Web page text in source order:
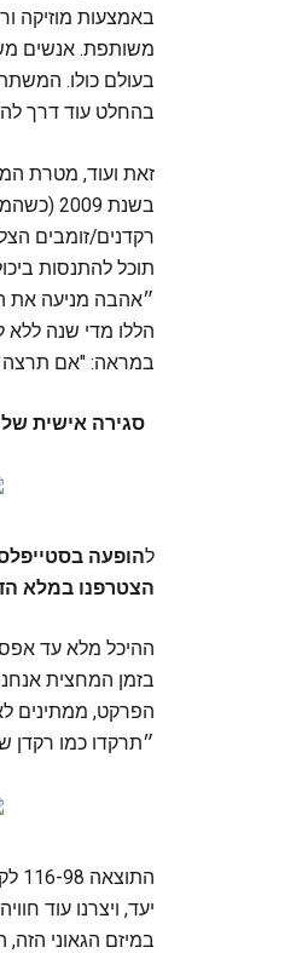
באמצעות מוזיקה
משותפת. אנשים
בעולם כולו.
בהחלט עוד דרך
זאת ועוד, מטרת
תוכל להתנסות
״אהבה מניעה את
הללו מדי שנה ללא
במראה: "אם תרצה
סגירה אישית
ל
הצטרפנו במלא
הפרקט, ממתינים
״תרקדו כמו רקדן
יעד, ויצרנו עוד
במיזם הגאוני